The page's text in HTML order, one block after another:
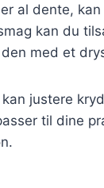
al dente,
kan du
med et
justere
til dine